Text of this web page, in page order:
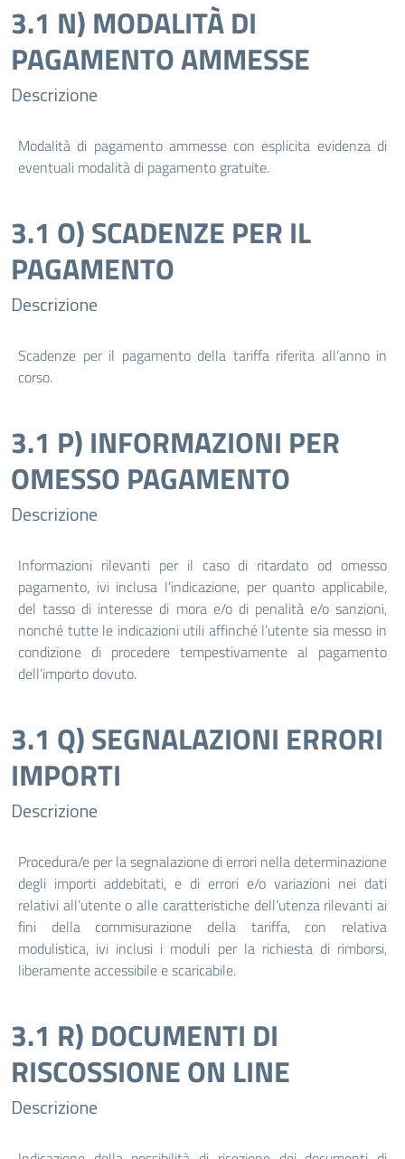
3.1 N) MODALITÀ DI
PAGAMENTO AMMESSE
Descrizione
Modalità di pagamento ammesse con esplicita evidenza di
eventuali modalità di pagamento gratuite.
3.1 O) SCADENZE PER IL
PAGAMENTO
Descrizione
Scadenze per il pagamento della tariffa riferita all’anno in
corso.
3.1 P) INFORMAZIONI PER
OMESSO PAGAMENTO
Descrizione
Informazioni rilevanti per il caso di ritardato od omesso
pagamento, ivi inclusa l’indicazione, per quanto applicabile,
del tasso di interesse di mora e/o di penalità e/o sanzioni,
nonché tutte le indicazioni utili affinché l’utente sia messo in
condizione di procedere tempestivamente al pagamento
dell’importo dovuto.
3.1 Q) SEGNALAZIONI ERRORI
IMPORTI
Descrizione
Procedura/e per la segnalazione di errori nella determinazione
degli importi addebitati, e di errori e/o variazioni nei dati
relativi all’utente o alle caratteristiche dell’utenza rilevanti ai
fini della commisurazione della tariffa, con relativa
modulistica, ivi inclusi i moduli per la richiesta di rimborsi,
liberamente accessibile e scaricabile.
3.1 R) DOCUMENTI DI
RISCOSSIONE ON LINE
Descrizione